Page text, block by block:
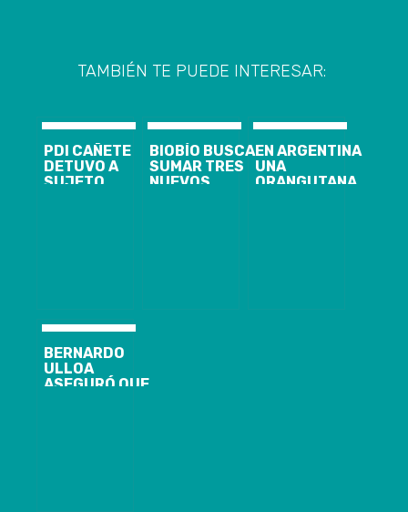
TAMBIÉN TE PUEDE INTERESAR:
PDI CAÑETE
DETUVO A
SUJETO
BIOBÍO BUSCA
SUMAR TRES
NUEVOS
EN ARGENTINA
UNA
ORANGUTANA
BERNARDO
ULLOA
ASEGURÓ QUE